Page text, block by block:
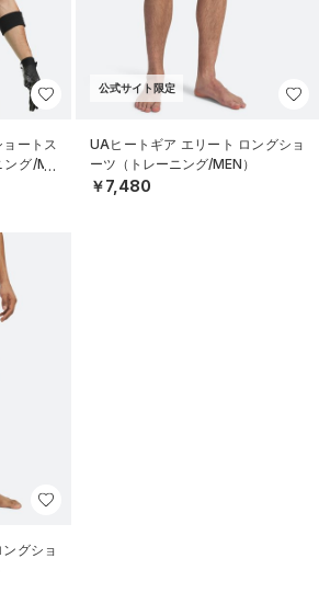
ートス
グ/ME
公式サイト限定
UAヒートギア エリート ロングショ
ーツ（トレーニング/MEN）
￥7,480
グショ